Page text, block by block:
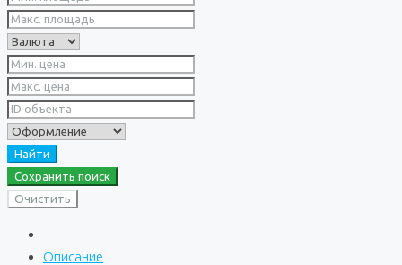
Найти
Сохранить поиск
Очистить
Описание